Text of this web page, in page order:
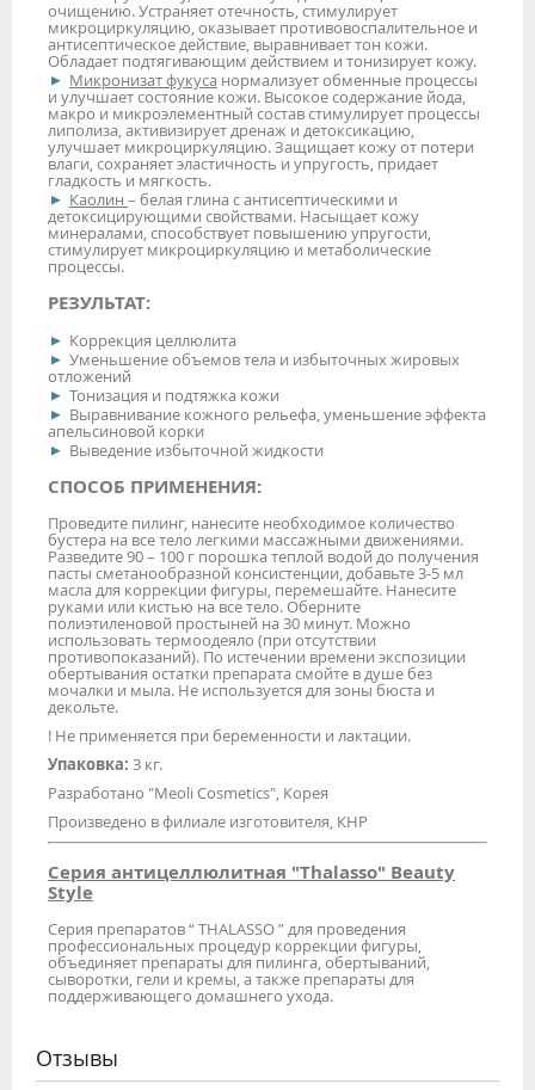
очищению. Устраняет отечность, стимулирует
микроциркуляцию, оказывает противовоспалительное и
антисептическое действие, выравнивает тон кожи.
Обладает подтягивающим действием и тонизирует кожу.
Микронизат фукуса нормализует обменные процессы
и улучшает состояние кожи. Высокое содержание йода,
макро и микроэлементный состав стимулирует процессы
липолиза, активизирует дренаж и детоксикацию,
улучшает микроциркуляцию. Защищает кожу от потери
влаги, сохраняет эластичность и упругость, придает
гладкость и мягкость.
Каолин – белая глина с антисептическими и
детоксицирующими свойствами. Насыщает кожу
минералами, способствует повышению упругости,
стимулирует микроциркуляцию и метаболические
процессы.
РЕЗУЛЬТАТ:
Коррекция целлюлита
Уменьшение объемов тела и избыточных жировых
отложений
Тонизация и подтяжка кожи
Выравнивание кожного рельефа, уменьшение эффекта
апельсиновой корки
Выведение избыточной жидкости
СПОСОБ ПРИМЕНЕНИЯ:
Проведите пилинг, нанесите необходимое количество
бустера на все тело легкими массажными движениями.
Разведите 90 – 100 г порошка теплой водой до получения
пасты сметанообразной консистенции, добавьте 3-5 мл
масла для коррекции фигуры, перемешайте. Нанесите
руками или кистью на все тело. Оберните
полиэтиленовой простыней на 30 минут. Можно
использовать термоодеяло (при отсутствии
противопоказаний). По истечении времени экспозиции
обертывания остатки препарата смойте в душе без
мочалки и мыла. Не используется для зоны бюста и
декольте.
! Не применяется при беременности и лактации.
Упаковка: 3 кг.
Разработано "Meoli Cosmetics", Корея
Произведено в филиале изготовителя, КНР
Серия антицеллюлитная "Thalasso" Beauty
Style
Серия препаратов “ THALASSO ” для проведения
профессиональных процедур коррекции фигуры,
объединяет препараты для пилинга, обертываний,
сыворотки, гели и кремы, а также препараты для
поддерживающего домашнего ухода.
Отзывы